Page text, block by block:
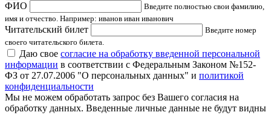
ФИО
Введите полностью свои фамилию,
имя и отчество. Например: иванов иван иванович
Читательский билет
Введите номер
своего читательского билета.
Даю свое согласие на обработку введенной персональной
информации в соответствии с Федеральным Законом №152-
ФЗ от 27.07.2006 "О персональных данных" и политикой
конфиденциальности
Мы не можем обработать запрос без Вашего согласия на
обработку данных. Введенные личные данные не будут видны